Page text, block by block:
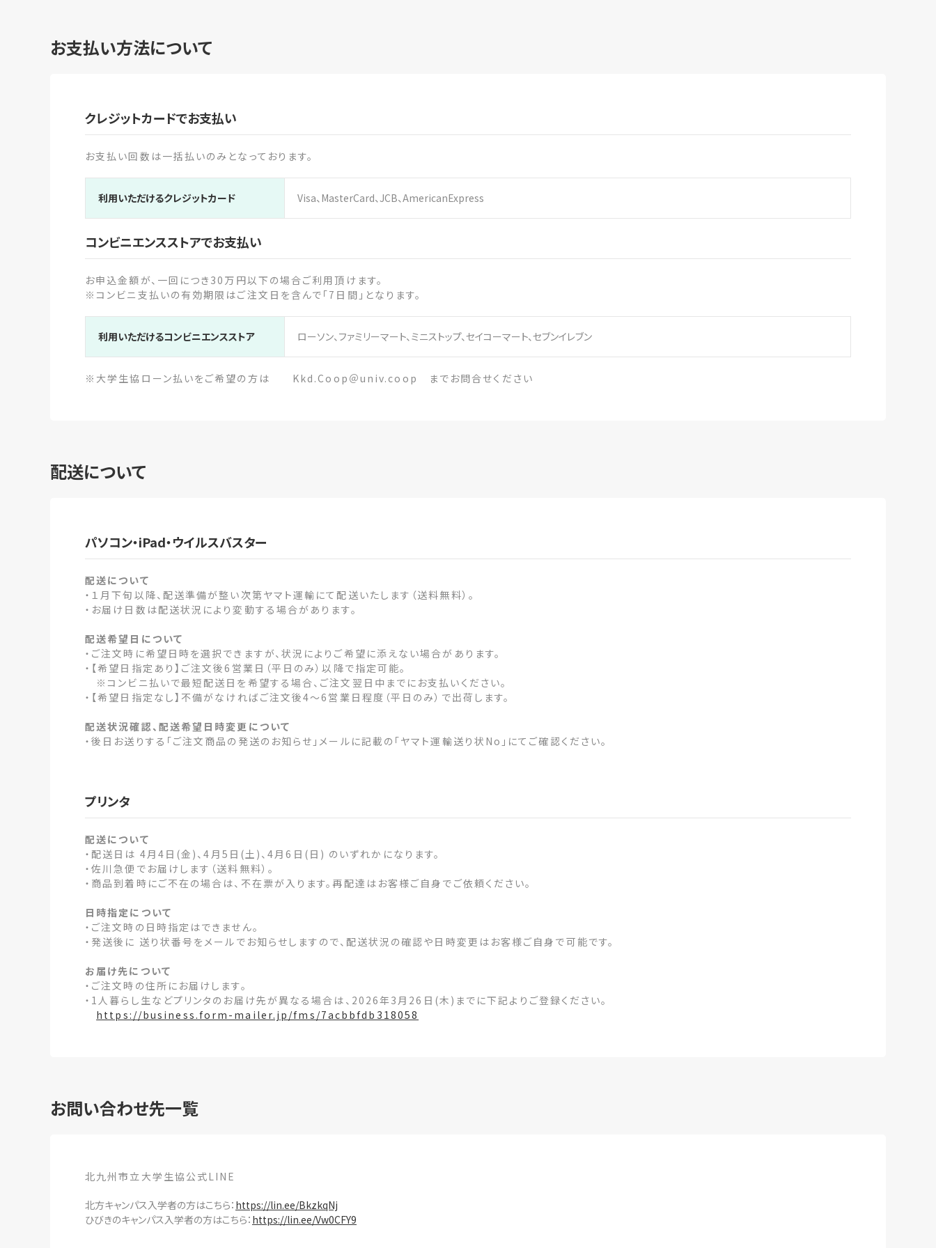
お支払い方法について
クレジットカードでお支払い
お支払い回数は一括払いのみとなっております。
利用いただけるクレジットカード Visa、MasterCard、JCB、AmericanExpress
コンビニエンスストアでお支払い
お申込金額が、一回につき30万円以下の場合ご利用頂けます。
※コンビニ支払いの有効期限はご注文日を含んで「7日間」となります。
利用いただけるコンビニエンスストア ローソン、ファミリーマート、ミニストップ、セイコーマート、セブンイレブン
※大学生協ローン払いをご希望の方は Kkd.Coop＠univ.coop までお問合せください
配送について
パソコン・iPad・ウイルスバスター
配送について
・１月下旬以降、配送準備が整い次第ヤマト運輸にて配送いたします（送料無料）。
・お届け日数は配送状況により変動する場合があります。
配送希望日について
・ご注文時に希望日時を選択できますが、状況によりご希望に添えない場合があります。
・【希望日指定あり】ご注文後6営業日（平日のみ）以降で指定可能。
※コンビニ払いで最短配送日を希望する場合、ご注文翌日中までにお支払いください。
・【希望日指定なし】不備がなければご注文後4～6営業日程度（平日のみ）で出荷します。
配送状況確認、配送希望日時変更について
・後日お送りする「ご注文商品の発送のお知らせ」メールに記載の「ヤマト運輸送り状No」にてご確認ください。
プリンタ
配送について
・配送日は 4月4日(金)、4月5日(土)、4月6日(日) のいずれかになります。
・佐川急便でお届けします（送料無料）。
・商品到着時にご不在の場合は、不在票が入ります。再配達はお客様ご自身でご依頼ください。
日時指定について
・ご注文時の日時指定はできません。
・発送後に 送り状番号をメールでお知らせしますので、配送状況の確認や日時変更はお客様ご自身で可能です。
お届け先について
・ご注文時の住所にお届けします。
・1人暮らし生などプリンタのお届け先が異なる場合は、2026年3月26日(木)までに下記よりご登録ください。
https://business.form-mailer.jp/fms/7acbbfdb318058
お問い合わせ先一覧
北九州市立大学生協公式LINE
北方キャンパス入学者の方はこちら： https://lin.ee/BkzkqNj
ひびきのキャンパス入学者の方はこちら： https://lin.ee/Vw0CFY9